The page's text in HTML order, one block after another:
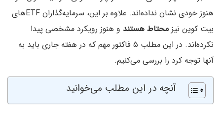
هنوز خودی نشان نداده‌اند. علاوه بر این، سرمایه‌گذاران ETFهای
بیت کوین نیز محتاط هستند و هنوز رویکرد مشخصی پیدا
نکرده‌اند. در این مطلب ۵ فاکتور مهم که در هفته جاری باید به
آنها توجه کرد را بررسی می‌کنیم.
آنچه در این مطلب می‌خوانید